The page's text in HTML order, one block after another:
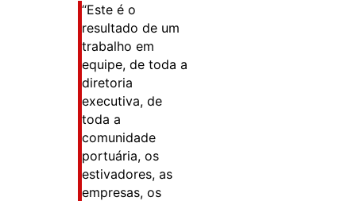
“Este é o
resultado de um
trabalho em
equipe, de toda a
diretoria
executiva, de
toda a
comunidade
portuária, os
estivadores, as
empresas, os